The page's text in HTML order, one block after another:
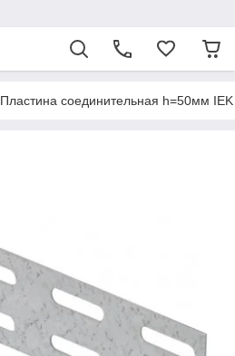
Пластина соединительная h=50мм IEK